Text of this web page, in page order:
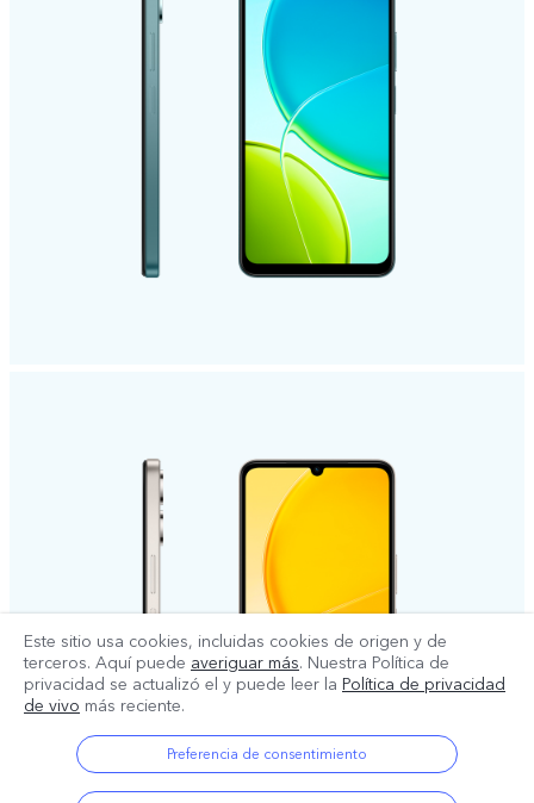
Este sitio usa cookies, incluidas cookies de origen y de
terceros. Aquí puede averiguar más. Nuestra Política de
privacidad se actualizó el y puede leer la Política de privacidad
de vivo más reciente.
Preferencia de consentimiento